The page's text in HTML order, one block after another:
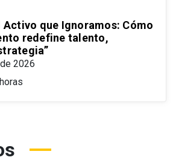
Activo que Ignoramos: Cómo
redefine talento,
2026